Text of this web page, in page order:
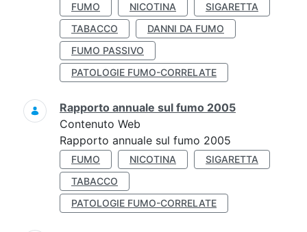
FUMO NICOTINA
SIGARETTA
TABACCO
DANNI DA FUMO
FUMO PASSIVO
PATOLOGIE FUMO-CORRELATE
Rapporto annuale sul fumo 2005
Contenuto Web
Rapporto annuale sul fumo 2005
FUMO NICOTINA
SIGARETTA
TABACCO
PATOLOGIE FUMO-CORRELATE